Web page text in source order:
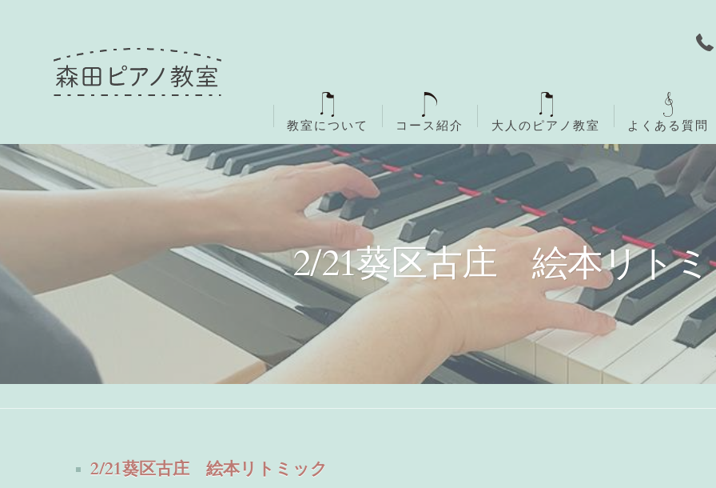
教室について コース紹介
無料体験レッスン
ご入会までの流れ
大人のピアノ教室 よくある質問
2/21葵区古庄 絵本リト
2/21葵区古庄 絵本リトミック